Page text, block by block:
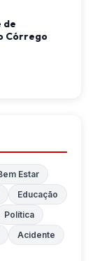
de
Córrego
Estar
Educação
Política
Acidente